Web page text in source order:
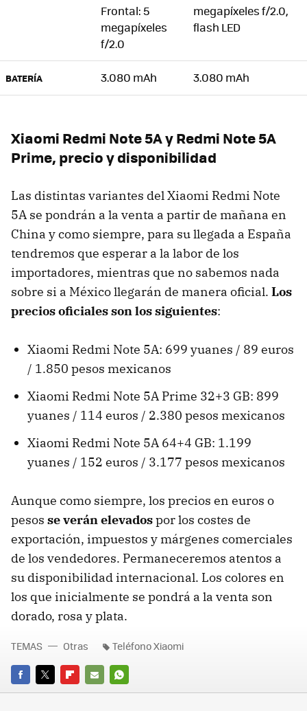
Frontal: 5
megapíxeles
f/2.0
megapíxeles f/2.0,
flash LED
BATERÍA 3.080 mAh 3.080 mAh
Xiaomi Redmi Note 5A y Redmi Note 5A
Prime, precio y disponibilidad
Las distintas variantes del Xiaomi Redmi Note
5A se pondrán a la venta a partir de mañana en
China y como siempre, para su llegada a España
tendremos que esperar a la labor de los
importadores, mientras que no sabemos nada
sobre si a México llegarán de manera oficial. Los
precios oficiales son los siguientes:
Xiaomi Redmi Note 5A: 699 yuanes / 89 euros
/ 1.850 pesos mexicanos
Xiaomi Redmi Note 5A Prime 32+3 GB: 899
yuanes / 114 euros / 2.380 pesos mexicanos
Xiaomi Redmi Note 5A 64+4 GB: 1.199
yuanes / 152 euros / 3.177 pesos mexicanos
Aunque como siempre, los precios en euros o
pesos se verán elevadospor los costes de
exportación, impuestos y márgenes comerciales
de los vendedores. Permaneceremos atentos a
su disponibilidad internacional. Los colores en
los que inicialmente se pondrá a la venta son
dorado, rosa y plata.
FACEBOOK
TWITTERFLIPBOARD
E-
WHATSAPP
TEMAS Otras Teléfono Xiaomi